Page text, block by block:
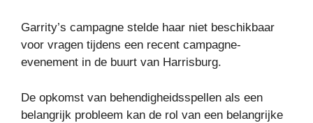
Garrity’s campagne stelde haar niet beschikbaar
voor vragen tijdens een recent campagne-
evenement in de buurt van Harrisburg.
De opkomst van behendigheidsspellen als een
belangrijk probleem kan de rol van een belangrijke